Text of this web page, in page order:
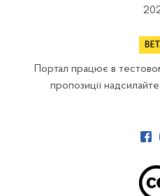
Портал працює в
пропозиції